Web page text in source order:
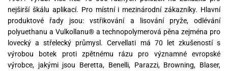
nejširší škálu aplikací. Pro místní i mezinárodní zákazníky. Hlavní
produktové řady jsou: vstřikování a lisování pryže, odlévání
polyuethanu a Vulkollanu® a technopolymerová pěna zejména pro
lovecký a střelecký průmysl. Cervellati má 70 let zkušeností s
výrobou botek proti zpětnému rázu pro významné evropské
výrobce, jakými jsou Beretta, Benelli, Parazzi, Browning, Blaser,